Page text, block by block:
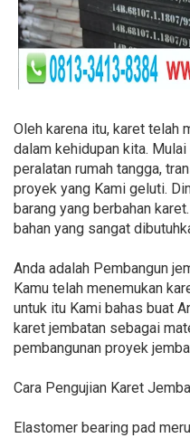
Oleh karena itu, karet telah
dalam kehidupan kita.
peralatan rumah tangga,
proyek yang Kami geluti.
barang yang berbahan
bahan yang sangat
Anda adalah Pembangun
Kamu telah menemukan
untuk itu Kami bahas buat
karet jembatan sebagai
pembangunan proyek
Cara Pengujian Karet
Elastomer bearing pad